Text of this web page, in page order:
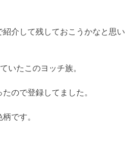
介して残しておこうかなと思い
いたこのヨッチ族。
ので登録してました。
です。